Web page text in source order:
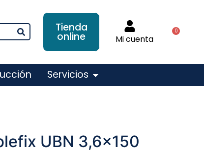
Tienda
online Mi cuenta
0
Servicios
UBN 3,6×150